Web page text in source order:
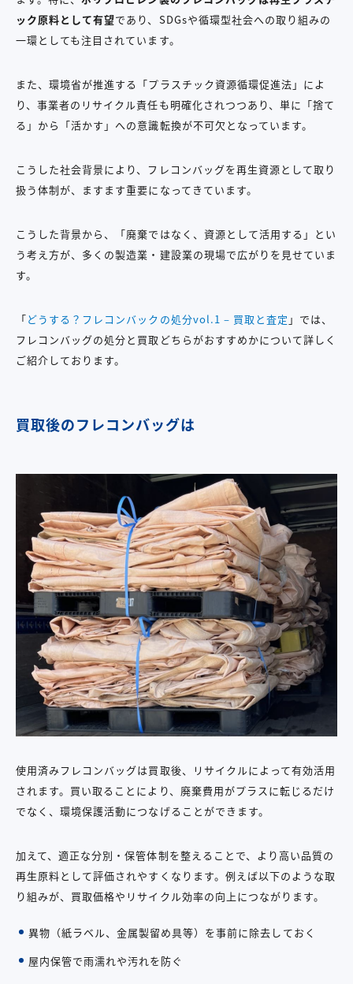
ック原料として有望であり、SDGsや循環型社会への取り組みの
一環としても注目されています。
また、環境省が推進する「プラスチック資源循環促進法」によ
り、事業者のリサイクル責任も明確化されつつあり、単に「捨て
る」から「活かす」への意識転換が不可欠となっています。
こうした社会背景により、フレコンバッグを再生資源として取り
扱う体制が、ますます重要になってきています。
こうした背景から、「廃棄ではなく、資源として活用する」とい
う考え方が、多くの製造業・建設業の現場で広がりを見せていま
す。
「どうする？フレコンバックの処分vol.1 – 買取と査定 」では、
フレコンバッグの処分と買取どちらがおすすめかについて詳しく
ご紹介しております。
買取後のフレコンバッグは
使用済みフレコンバッグは買取後、リサイクルによって有効活用
されます。買い取ることにより、廃棄費用がプラスに転じるだけ
でなく、環境保護活動につなげることができます。
加えて、適正な分別・保管体制を整えることで、より高い品質の
再生原料として評価されやすくなります。例えば以下のような取
り組みが、買取価格やリサイクル効率の向上につながります。
異物（紙ラベル、金属製留め具等）を事前に除去しておく
屋内保管で雨濡れや汚れを防ぐ